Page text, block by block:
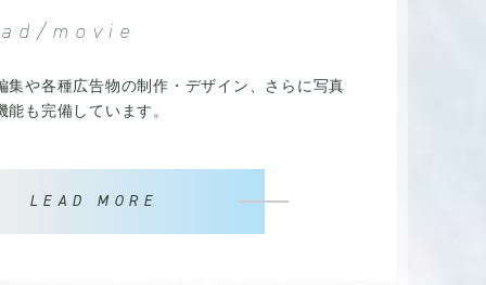
movie
集や各種広告物の制作・デザイン、さらに写真
も完備しています。
LEAD MORE